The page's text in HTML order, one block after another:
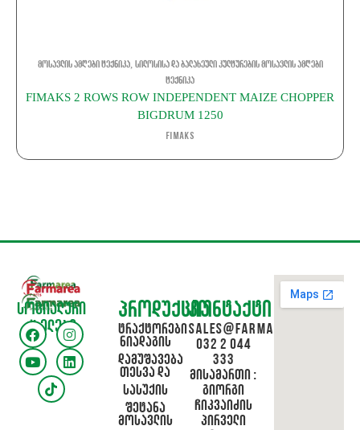
მოსავლის ამღები ტექნიკა, სილოსისა და ბალახეული კულტურების მოსავლის ამღები
ტექნიკა
FIMAKS 2 ROWS ROW INDEPENDENT MAIZE CHOPPER
BIGDRUM 1250
FIMAKS
სოციალური
ქსელები
პროდუქცია
ტრაქტორები
ნიადაგის
დამუშავება
თესვა და
სასუქის
შეტანა
მოსავლის
კონტაქტი
sales@farmarea.ge
032 2 044
333
მისამართი :
გიორგი
ჩიკვაიძის
პირველი